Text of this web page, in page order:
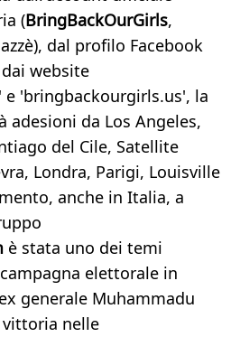
(BringBackOurGirls,
dal profilo Facebook
website
'bringbackourgirls.us', la
adesioni da Los Angeles,
del Cile, Satellite
Londra, Parigi, Louisville
anche in Italia, a
è stata uno dei temi
elettorale in
generale Muhammadu
nelle